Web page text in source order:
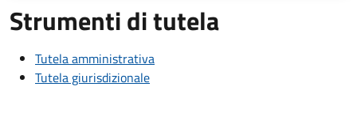
Strumenti di tutela
Tutela amministrativa
Tutela giurisdizionale